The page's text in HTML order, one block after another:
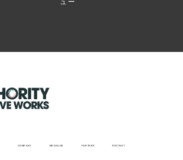
ュー
COMPANY MESSAGE PARTNER RECRUIT